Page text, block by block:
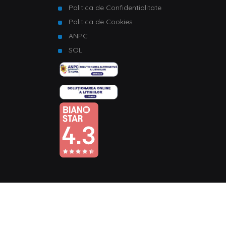
Politica de Confidentialitate
Politica de Cookies
ANPC
SOL